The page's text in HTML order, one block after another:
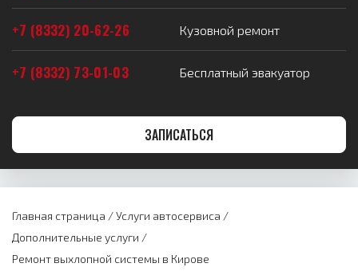
+7 (8332) 20-62-26 Кузовной ремонт
+7 (8332) 73-01-03 Бесплатный эвакуатор
ЗАПИСАТЬСЯ
Главная страница /Услуги автосервиса /
Дополнительные услуги /
Ремонт выхлопной системы в Кирове